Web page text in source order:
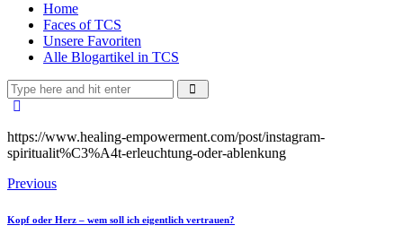
Home
Faces of TCS
Unsere Favoriten
Alle Blogartikel in TCS
https://www.healing-empowerment.com/post/instagram-
spiritualit%C3%A4t-erleuchtung-oder-ablenkung
Previous
Kopf oder Herz – wem soll ich eigentlich vertrauen?